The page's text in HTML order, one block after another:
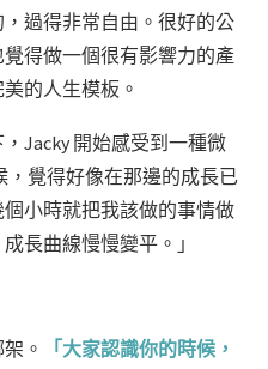
，過得非常自由。很好的公
得做一個很有影響力的產
的人生模板。
Jacky 開始感受到一種微
，覺得好像在那邊的成長已
小時就把我該做的事情做
長曲線慢慢變平。」
。
「大家認識你的時候，